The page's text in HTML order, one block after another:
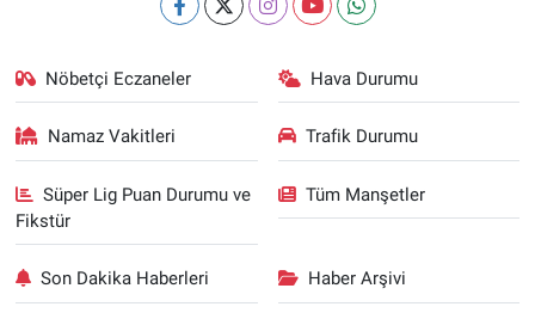
Nöbetçi Eczaneler Hava Durumu
Namaz Vakitleri Trafik Durumu
Süper Lig Puan Durumu ve
Fikstür
Tüm Manşetler
Son Dakika Haberleri Haber Arşivi